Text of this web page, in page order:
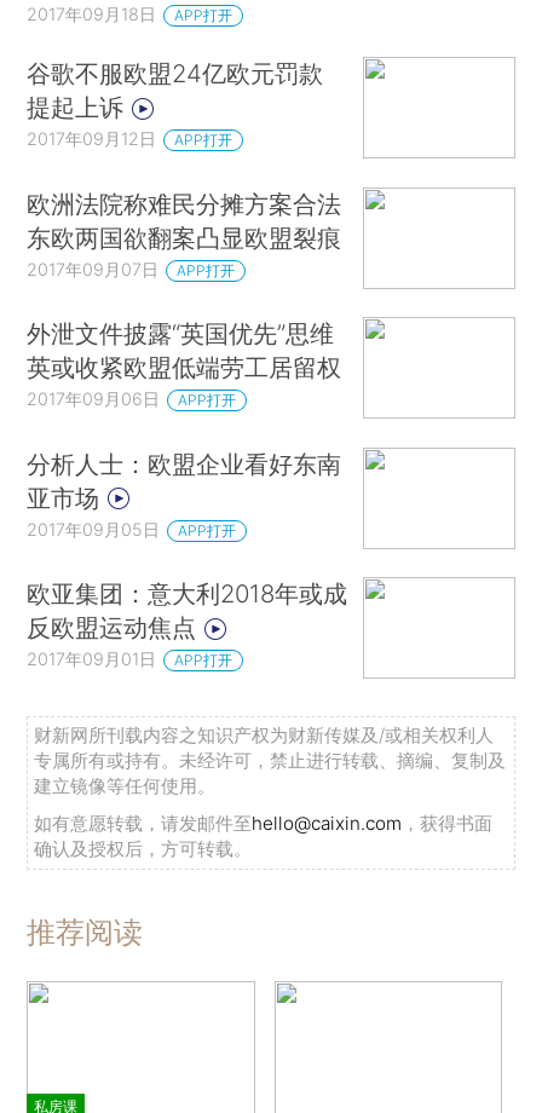
2017年09月18日 APP打开
谷歌不服欧盟24亿欧元罚款
提起上诉
2017年09月12日 APP打开
欧洲法院称难民分摊方案合法
东欧两国欲翻案凸显欧盟裂痕
2017年09月07日 APP打开
外泄文件披露“英国优先”思维
英或收紧欧盟低端劳工居留权
2017年09月06日 APP打开
分析人士：欧盟企业看好东南
亚市场
2017年09月05日 APP打开
欧亚集团：意大利2018年或成
反欧盟运动焦点
2017年09月01日 APP打开
财新网所刊载内容之知识产权为财新传媒及/或相关权利人
专属所有或持有。未经许可，禁止进行转载、摘编、复制及
建立镜像等任何使用。
如有意愿转载，请发邮件至hello@caixin.com ，获得书面
确认及授权后，方可转载。
推荐阅读
私房课